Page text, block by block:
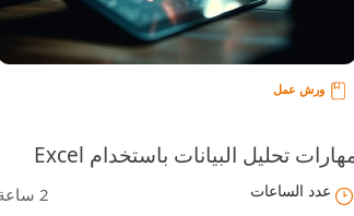
ورش عمل
مهارات تحليل البيانات باستخدام Excel
وPower BI
عدد الساعات 2 ساعة